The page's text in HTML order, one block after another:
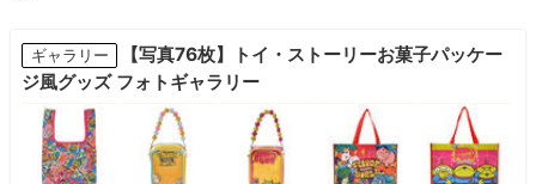
ギャラリー
【写真76枚】トイ・ストーリーお菓子パッケー
ジ風グッズ フォトギャラリー